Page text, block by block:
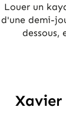
Louer un
d'une demi-
dessous,